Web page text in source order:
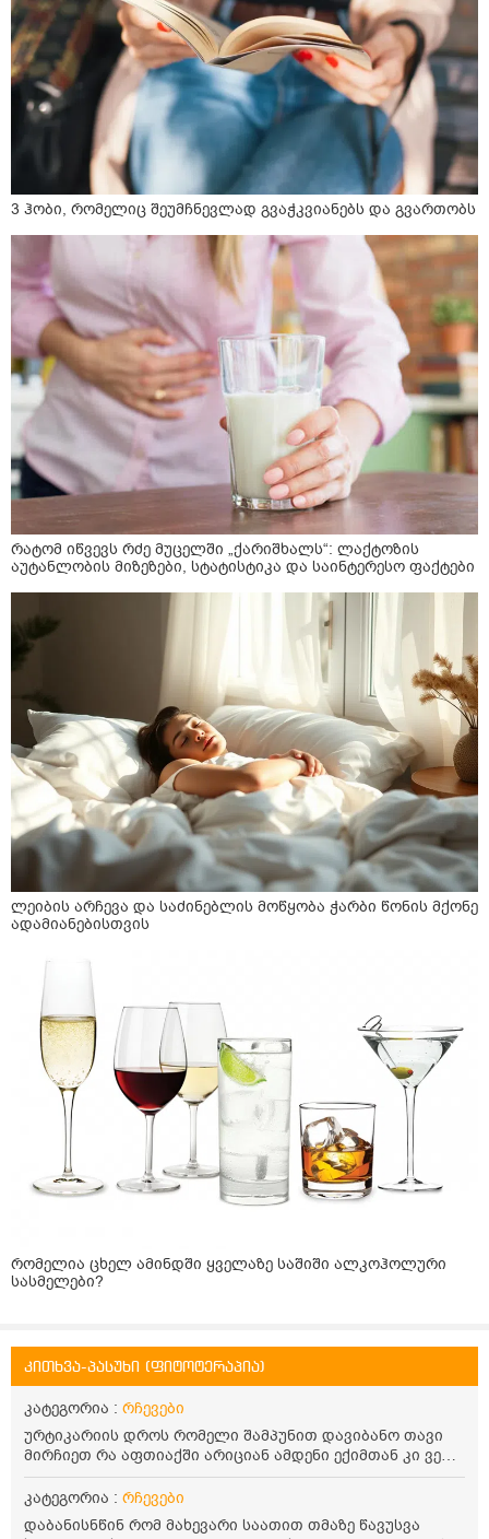
3 ჰობი, რომელიც შეუმჩნევლად გვაჭკვიანებს და გვართობს
რატომ იწვევს რძე მუცელში „ქარიშხალს“: ლაქტოზის
აუტანლობის მიზეზები, სტატისტიკა და საინტერესო ფაქტები
ლეიბის არჩევა და საძინებლის მოწყობა ჭარბი წონის მქონე
ადამიანებისთვის
რომელია ცხელ ამინდში ყველაზე საშიში ალკოჰოლური
სასმელები?
კითხვა-პასუხი (ფიტოტერაპია)
კატეგორია : რჩევები
ურტიკარიის დროს რომელი შამპუნით დავიბანო თავი
მირჩიეთ რა აფთიაქში არიციან ამდენი ექიმთან კი ვერ
წავალ.რომელომრას შეოცავს ესეც კი ვერ ვათქმე ინე
ვერაბის კსეთი ივიცი თვალებით გიყირებენ და
დაყურებენ შამპუნოს ბოთლებს მერე კწყენებ მკიყხაობას
კატეგორია : რჩევები
დაბანისნწინ რომ მახევარი საათით თმაზე წავუსვა